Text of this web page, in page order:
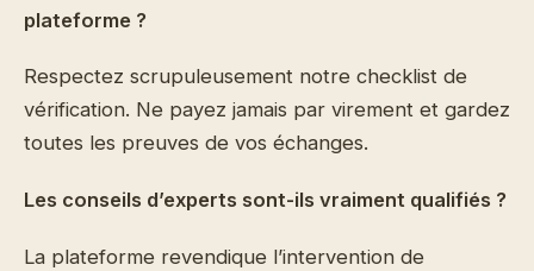
plateforme ?
Respectez scrupuleusement notre checklist de
vérification. Ne payez jamais par virement et gardez
toutes les preuves de vos échanges.
Les conseils d’experts sont-ils vraiment qualifiés ?
La plateforme revendique l’intervention de